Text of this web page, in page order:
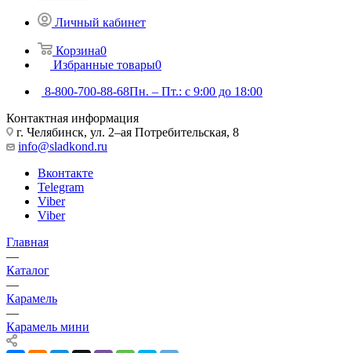
Личный кабинет
Корзина0
Избранные товары0
8-800-700-88-68Пн. – Пт.: с 9:00 до 18:00
Контактная информация
г. Челябинск, ул. 2–ая Потребительская, 8
info@sladkond.ru
Вконтакте
Telegram
Viber
Viber
Главная
—
Каталог
—
Карамель
—
Карамель мини